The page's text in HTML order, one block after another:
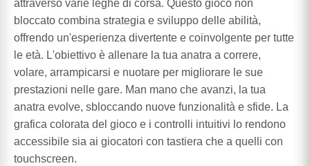
attraverso varie leghe di corsa. Questo gioco non
bloccato combina strategia e sviluppo delle abilità,
offrendo un'esperienza divertente e coinvolgente per tutte
le età. L'obiettivo è allenare la tua anatra a correre,
volare, arrampicarsi e nuotare per migliorare le sue
prestazioni nelle gare. Man mano che avanzi, la tua
anatra evolve, sbloccando nuove funzionalità e sfide. La
grafica colorata del gioco e i controlli intuitivi lo rendono
accessibile sia ai giocatori con tastiera che a quelli con
touchscreen.